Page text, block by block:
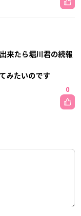
来たら堀川君の続報
みたいのです
0